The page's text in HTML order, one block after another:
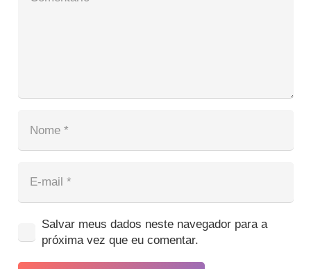
Salvar meus dados neste navegador para a
próxima vez que eu comentar.